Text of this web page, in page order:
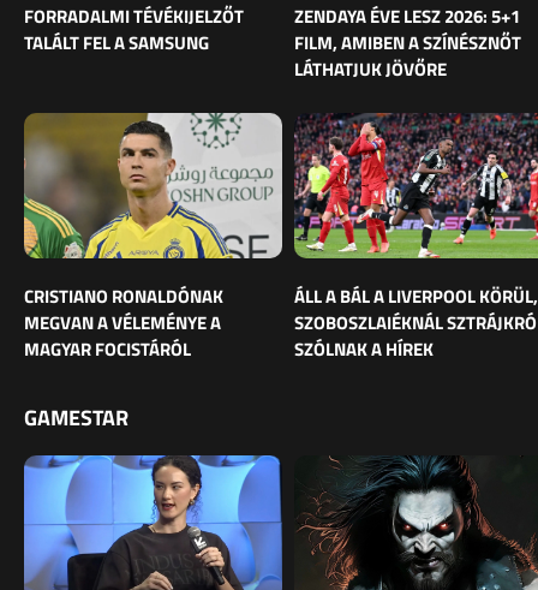
FORRADALMI TÉVÉKIJELZŐT
TALÁLT FEL A SAMSUNG
ZENDAYA ÉVE LESZ 2026: 5+1
FILM, AMIBEN A SZÍNÉSZNŐT
LÁTHATJUK JÖVŐRE
CRISTIANO RONALDÓNAK
MEGVAN A VÉLEMÉNYE A
MAGYAR FOCISTÁRÓL
ÁLL A BÁL A LIVERPOOL KÖRÜL,
SZOBOSZLAIÉKNÁL
SZÓLNAK A HÍREK
GAMESTAR